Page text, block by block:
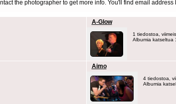
the photographer to get more info. You'll find email address
A-Glow
1 tiedostoa,
Albumia katseltua
Aimo
4 tiedostoa,
Albumia